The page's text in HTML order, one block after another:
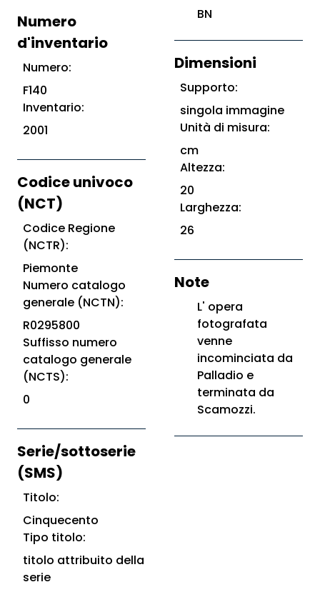
Numero
d'inventario
Numero:
F140
Inventario:
2001
Codice univoco
(NCT)
Codice Regione
(NCTR):
Piemonte
Numero catalogo
generale (NCTN):
R0295800
Suffisso numero
catalogo generale
(NCTS):
0
Serie/sottoserie
(SMS)
Titolo:
Cinquecento
Tipo titolo:
titolo attribuito della
serie
BN
Dimensioni
Supporto:
singola immagine
Unità di misura:
cm
Altezza:
20
Larghezza:
26
Note
L' opera
fotografata
venne
incominciata da
Palladio e
terminata da
Scamozzi.